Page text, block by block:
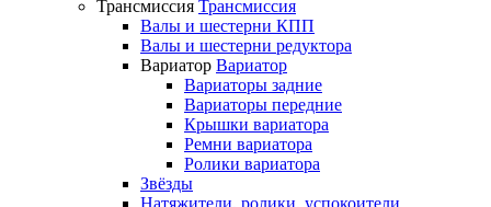
Трансмиссия Трансмиссия
Валы и шестерни КПП
Валы и шестерни редуктора
Вариатор Вариатор
Вариаторы задние
Вариаторы передние
Крышки вариатора
Ремни вариатора
Ролики вариатора
Звёзды
Натяжители, ролики, успокоители